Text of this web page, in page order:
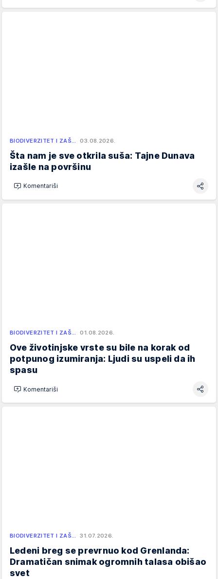
BIODIVERZITET I ZAŠ… 03.08.2026.
Šta nam je sve otkrila suša: Tajne Dunava
izašle na površinu
Komentariši
BIODIVERZITET I ZAŠ… 01.08.2026.
Ove životinjske vrste su bile na korak od
potpunog izumiranja: Ljudi su uspeli da ih
spasu
Komentariši
BIODIVERZITET I ZAŠ… 31.07.2026.
Ledeni breg se prevrnuo kod Grenlanda:
Dramatičan snimak ogromnih talasa obišao
svet